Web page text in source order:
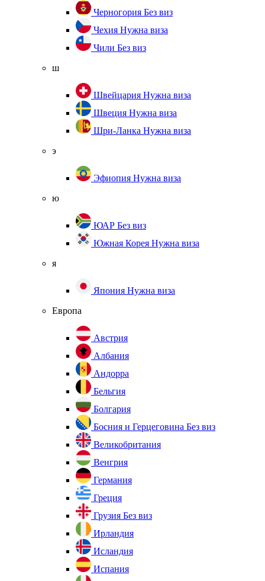
Черногория Без виз
Чехия Нужна виза
Чили Без виз
ш
Швейцария Нужна виза
Швеция Нужна виза
Шри-Ланка Нужна виза
э
Эфиопия Нужна виза
ю
ЮАР Без виз
Южная Корея Нужна виза
я
Япония Нужна виза
Европа
Австрия
Албания
Андорра
Бельгия
Болгария
Босния и Герцеговина Без виз
Великобритания
Венгрия
Германия
Греция
Грузия Без виз
Ирландия
Исландия
Испания